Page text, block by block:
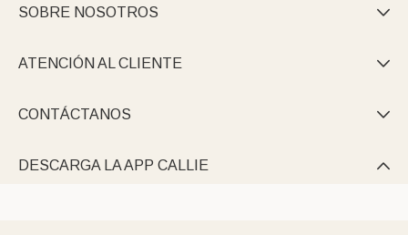
SOBRE NOSOTROS 
ATENCIÓN AL CLIENTE 
CONTÁCTANOS 
DESCARGA LA APP CALLIE 